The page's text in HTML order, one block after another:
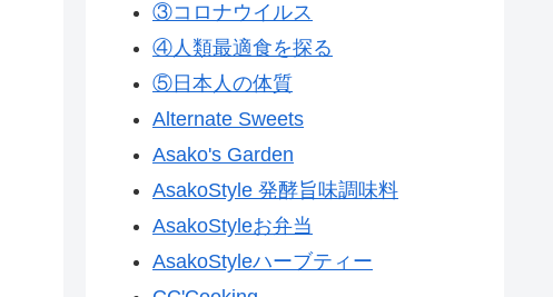
③コロナウイルス
④人類最適食を探る
⑤日本人の体質
Alternate Sweets
Asako's Garden
AsakoStyle 発酵旨味調味料
AsakoStyleお弁当
AsakoStyleハーブティー